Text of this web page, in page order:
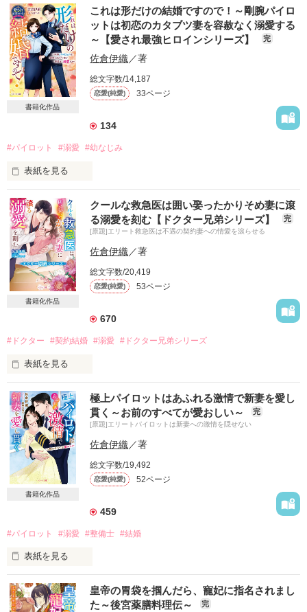
どうすればいいの?
ベリーズ文庫４月刊
こちらは試し読みです
十年前
「別れよう」
たった三日前に告白してきたばかりの彼は、
初めてのデートで浮かれる私にそう言った――
私を捨てたはずの元カレが、なぜか構ってきます。
こちらは試し読みです
作品を読む
書籍化作品
これは形だけの結婚ですので！～剛腕パイロ
ットは初恋のカタブツ妻を容赦なく溺愛する
～【愛され最強ヒロインシリーズ】
完
佐倉伊織／著
総文字数/14,187
恋愛(純愛) 33ページ
134
#パイロット #溺愛 #幼なじみ
表紙を見る
背が高くて男勝りな性格の私は
女子高時代の文化祭では、もれなく王子様役
「いい奥さんもらいそう」と言われてばかりの女子モテ人生
けれど、世界にひとりだけ
私を姫扱いしてくれる優秀なパイロットがいました
「俺が嫌というほど愛してやる」
ベリーズ文庫10月刊
作品を読む
書籍化作品
クールな救急医は囲い娶ったかりそめ妻に滾
る溺愛を刻む【ドクター兄弟シリーズ】
完
[原題]エリート救急医は不遇の契約妻への情愛を滾らせる
佐倉伊織／著
総文字数/20,419
恋愛(純愛) 53ページ
670
#ドクター #契約結婚 #溺愛 #ドクター兄弟シリーズ
表紙を見る
とんでもない出会い方をした私たち。
互いの利益のために結婚したはずなのに
注がれるまなざしがとびきり熱くて
勘違いしそうになる。
「一生愛したいのはお前だけ」
鼓動が高鳴っていく――。
ベリーズ文庫２カ月連続刊行
【ドクター兄弟シリーズ】
第一弾・救急医編
書籍化作品
極上パイロットはあふれる激情で新妻を愛し
貫く～お前のすべてが愛おしい～
完
[原題]エリートパイロットは新妻への激情を隠せない
佐倉伊織／著
総文字数/19,492
恋愛(純愛) 52ページ
459
#パイロット #溺愛 #整備士 #結婚
表紙を見る
航空整備士として働く今の私があるのは
あこがれの彼の言葉のおかげ。 皇帝の胃袋を掴んだら、寵妃に指名されまし
た～後宮薬膳料理伝～
完